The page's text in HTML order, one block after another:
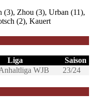
(3), Zhou (3), Urban (11),
(2), Kauert
Liga
Saison
WJB 23/24